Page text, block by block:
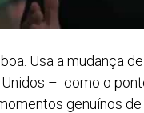
Usa a mudança
– como o
genuínos